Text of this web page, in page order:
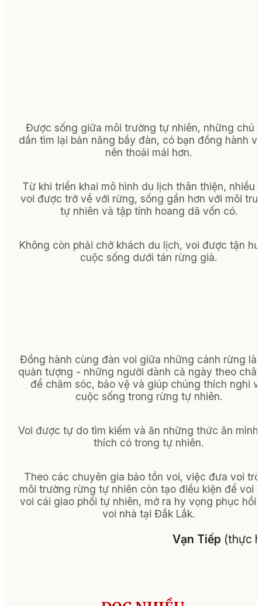
Được sống giữa môi trường tự nhiên, những chú
dần tìm lại bản năng bầy đàn, có bạn đồng hành
nên thoải mái hơn.
Từ khi triển khai mô hình du lịch thân thiện, nhiều
voi được trở về với rừng, sống gần hơn với môi
tự nhiên và tập tính hoang dã vốn có.
Không còn phải chở khách du lịch, voi được tận
cuộc sống dưới tán rừng già.
Đồng hành cùng đàn voi giữa những cánh rừng là
quản tượng - những người dành cả ngày theo
để chăm sóc, bảo vệ và giúp chúng thích nghi
cuộc sống trong rừng tự nhiên.
Voi được tự do tìm kiếm và ăn những thức ăn mình
thích có trong tự nhiên.
Theo các chuyên gia bảo tồn voi, việc đưa voi trở
môi trường rừng tự nhiên còn tạo điều kiện để voi
voi cái giao phối tự nhiên, mở ra hy vọng phục hồi
voi nhà tại Đắk Lắk.
Vạn Tiếp (thực